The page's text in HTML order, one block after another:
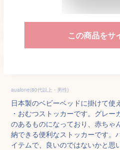
この商品をサ
aualone(80代以上・男性)
日本製のベビーベッドに掛けて使
・おむつストッカーです。グレ
のあるものになっており、赤ちゃ
納できる便利なストッカーです。
イテムで、良いのではないかと思